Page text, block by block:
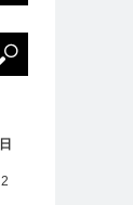
日
2